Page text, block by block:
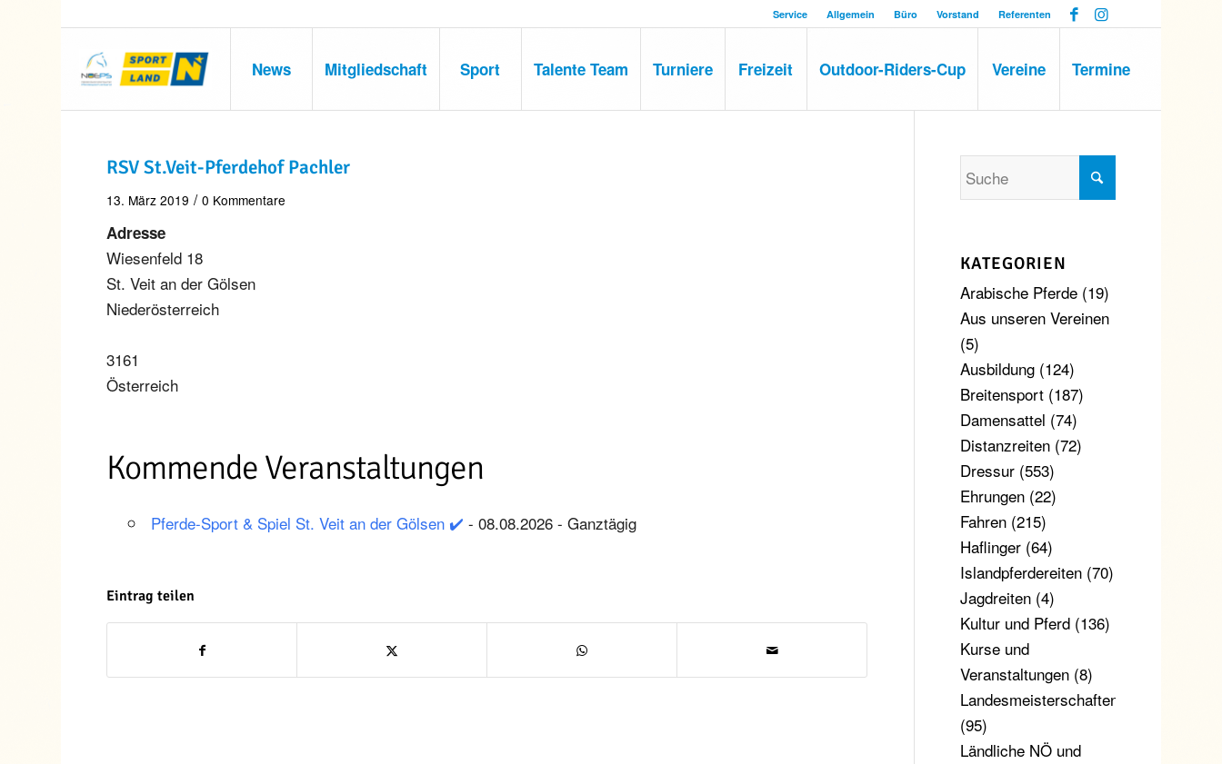
Service Allgemein Büro Vorstand Referenten
News Mitgliedschaft Sport Talente Team Turniere Freizeit Outdoor-Riders-Cup Vereine Termine
RSV St.Veit-Pferdehof Pachler
13. März 2019 / 0 Kommentare
Adresse
Wiesenfeld 18
St. Veit an der Gölsen
Niederösterreich
3161
Österreich
Kommende Veranstaltungen
Pferde-Sport & Spiel St. Veit an der Gölsen ✔️ - 08.08.2026 - Ganztägig
Eintrag teilen
KATEGORIEN
Arabische Pferde(19)
Aus unseren Vereinen
(5)
Ausbildung(124)
Breitensport(187)
Damensattel (74)
Distanzreiten(72)
Dressur(553)
Ehrungen(22)
Fahren(215)
Haflinger(64)
Islandpferdereiten(70)
Jagdreiten(4)
Kultur und Pferd(136)
Kurse und
Veranstaltungen(8)
Landesmeisterschaften
(95)
Ländliche NÖ und